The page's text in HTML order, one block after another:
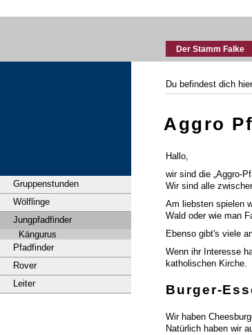
Der Stamm Falke
Gruppenstunden
Wölflinge
Jungpfadfinder
Kängurus
Pfadfinder
Rover
Leiter
Du befindest dich
Aggro
Hallo,
wir sind die „Aggro-
Wir sind alle
Am liebsten spielen
Wald oder wie man
Ebenso gibt's viele
Wenn ihr Interesse
katholischen Kirche.
Burger-
Wir haben
Natürlich haben wir